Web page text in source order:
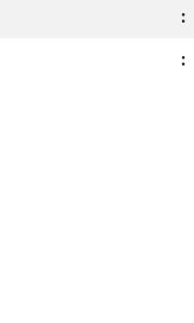
:
: